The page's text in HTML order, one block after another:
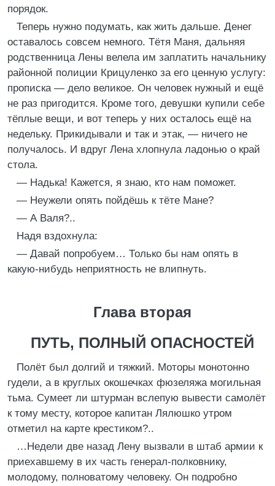
порядок.
Теперь нужно подумать, как жить дальше. Денег
оставалось совсем немного. Тётя Маня, дальняя
родственница Лены велела им заплатить начальнику
районной полиции Крицуленко за его ценную услугу:
прописка — дело великое. Он человек нужный и ещё
не раз пригодится. Кроме того, девушки купили себе
тёплые вещи, и вот теперь у них осталось ещё на
недельку. Прикидывали и так и этак, — ничего не
получалось. И вдруг Лена хлопнула ладонью о край
стола.
— Надька! Кажется, я знаю, кто нам поможет.
— Неужели опять пойдёшь к тёте Мане?
— А Валя?..
Надя вздохнула:
— Давай попробуем… Только бы нам опять в
какую-нибудь неприятность не влипнуть.
Глава вторая
ПУТЬ, ПОЛНЫЙ ОПАСНОСТЕЙ
Полёт был долгий и тяжкий. Моторы монотонно
гудели, а в круглых окошечках фюзеляжа могильная
тьма. Сумеет ли штурман вслепую вывести самолёт
к тому месту, которое капитан Лялюшко утром
отметил на карте крестиком?..
…Недели две назад Лену вызвали в штаб армии к
приехавшему в их часть генерал-полковнику,
молодому, полноватому человеку. Он подробно